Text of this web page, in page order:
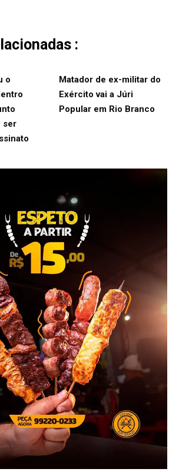
:
o
ser
Matador de ex-militar do
Exército vai a Júri
Popular em Rio Branco